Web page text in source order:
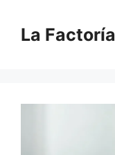
contenido
La Factoría